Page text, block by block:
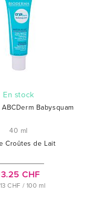
En stock
ABCDerm Babysquam
40 ml
Croûtes de Lait
CHF
CHF / 100 ml